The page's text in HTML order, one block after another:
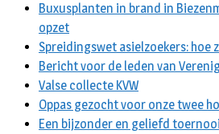
Buxusplanten in brand in
opzet
Spreidingswet asielzoekers: hoe
Bericht voor de leden van
Valse collecte KVW
Oppas gezocht voor onze twee
Een bijzonder en geliefd toernooi